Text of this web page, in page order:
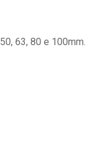
63, 80 e 100mm.